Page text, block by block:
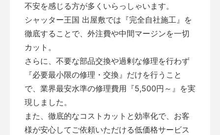
不安を感じる方が多くいらっしゃいます。
シャッター王国 出屋敷では『完全自社施工』を
徹底することで、外注費や中間マージンを一切
カット。
さらに、不要な部品交換や過剰な修理を行わず
『必要最小限の修理・交換』だけを行うこと
で、業界最安水準の修理費用『5,500円～』を実
現しました。
また、徹底的なコストカットと効率化で、お客
様が安心してご依頼いただける低価格サービス